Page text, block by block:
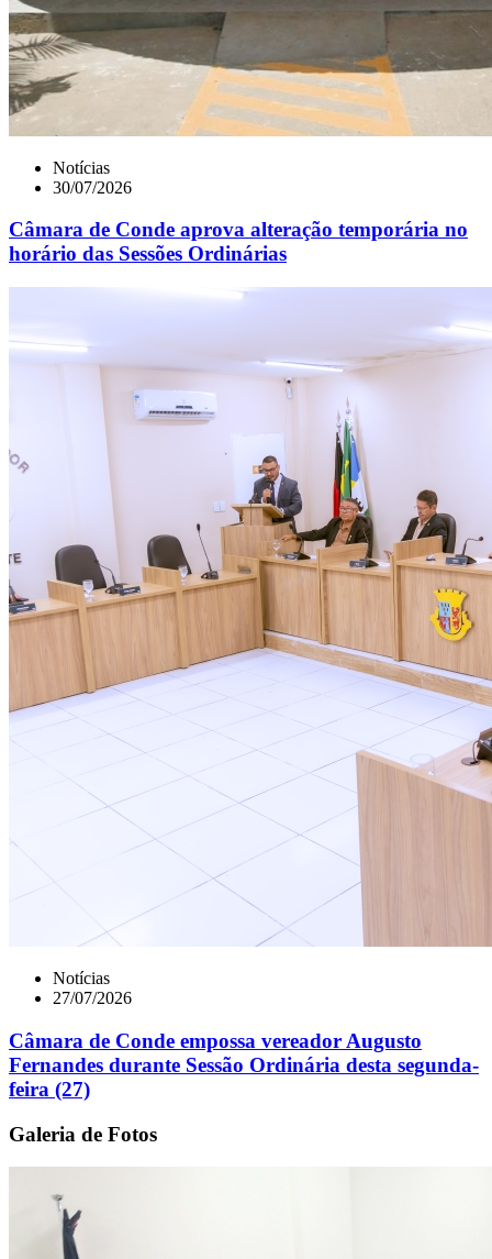
Notícias
30/07/2026
Câmara de Conde aprova alteração temporária no
horário das Sessões Ordinárias
Notícias
27/07/2026
Câmara de Conde empossa vereador Augusto
Fernandes durante Sessão Ordinária desta segunda-
feira (27)
Galeria de Fotos